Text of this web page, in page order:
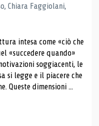
Chiara Faggiolani,
intesa come «ciò che
«succedere quando»
soggiacenti, le
si legge e il piacere che
Queste dimensioni ...